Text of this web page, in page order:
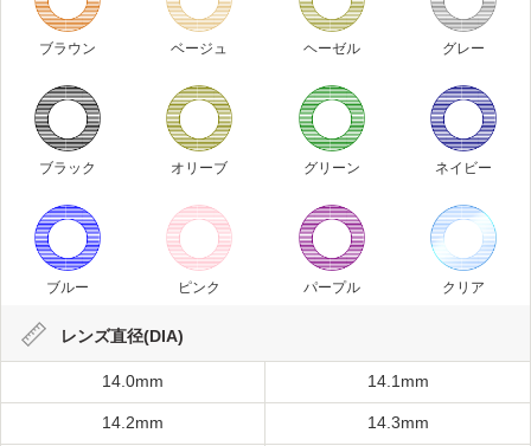
ブラウン ベージュ ヘーゼル グレー
ブラック オリーブ グリーン ネイビー
ブルー ピンク パープル クリア
レンズ直径(DIA)
14.0mm 14.1mm
14.2mm 14.3mm